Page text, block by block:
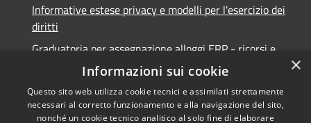
Informative estese privacy e modelli per l'esercizio dei
diritti
Graduatoria per assegnazione alloggi ERP - ricorsi e
×
Informazioni sui cookie
Questo sito web utilizza cookie tecnici e assimilati strettamente
necessari al corretto funzionamento e alla navigazione del sito,
nonché un cookie tecnico analitico al solo fine di elaborare